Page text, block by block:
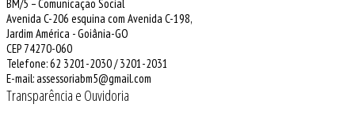
BM/5 – Comunicação Social
Avenida C-206 esquina com Avenida C-198,
Jardim América - Goiânia-GO
CEP 74270-060
Telefone: 62 3201-2030 / 3201-2031
E-mail: assessoriabm5@gmail.com
Transparência e Ouvidoria